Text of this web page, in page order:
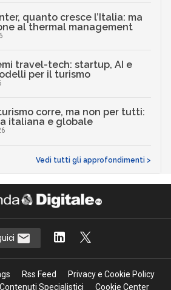
quanto cresce l’Italia: ma
al thermal management
travel-tech: startup, AI e
per il turismo
turismo corre, ma non per tutti:
italiana e globale
Vedi tutti gli approfondimenti >
Rss Feed
Privacy e Cookie Policy
Specialistici
Cookie Center